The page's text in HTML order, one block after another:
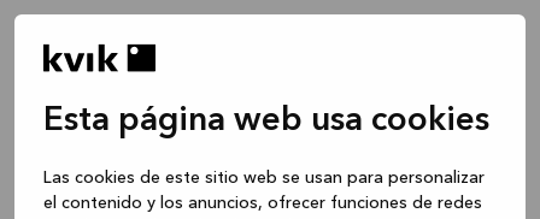
Esta página web usa cookies
Las cookies de este sitio web se usan para personalizar
el contenido y los anuncios, ofrecer funciones de redes